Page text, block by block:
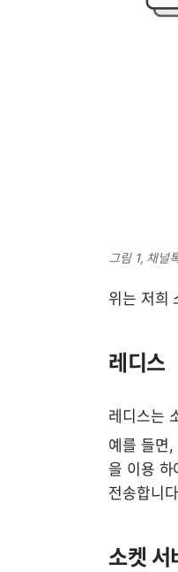
그림 1, 채널
위는 저희
레디스
레디스는
예를 들면
을 이용
전송합니
소켓 서